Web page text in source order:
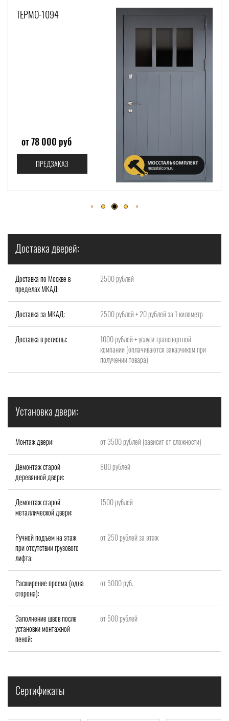
ТЕРМО-1112
от 167 000 руб
ПРЕДЗАКАЗ
Доставка дверей:
Доставка по Москве в
пределах МКАД:
2500 рублей
Доставка за МКАД: 2500 рублей + 20 рублей за 1 километр
Доставка в регионы:
1000 рублей + услуги транспортной
компании (оплачиваются заказчиком при
получении товара)
Установка двери:
Монтаж двери: от 3500 рублей (зависит от сложности)
Демонтаж старой
деревянной двери:
800 рублей
Демонтаж старой
металлической двери:
1500 рублей
Ручной подъем на этаж
при отсутствии грузового
лифта:
от 250 рублей за этаж
Расширение проема (одна
сторона):
от 5000 руб.
Заполнение швов после
установки монтажной
пеной:
от 500 рублей
Сертификаты